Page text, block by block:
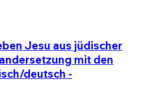
Jesu aus jüdischer
mit den
deutsch -